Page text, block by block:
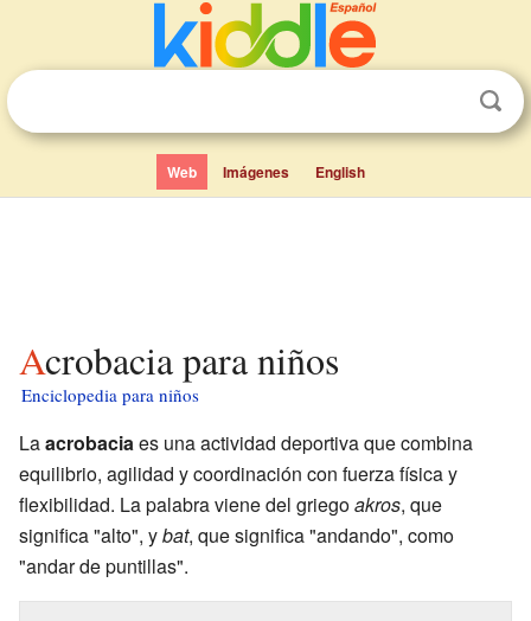
Web Imágenes English
Acrobacia para niños
Enciclopedia para niños
Laacrobaciaes una actividad deportiva que combina
equilibrio, agilidad y coordinación con fuerza física y
flexibilidad. La palabra viene del griegoakros, que
significa "alto", ybat, que significa "andando", como
"andar de puntillas".